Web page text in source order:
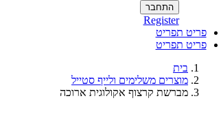
Register
פריט תפריט
פריט תפריט
בית
מוצרים משלימים ולייף סטייל
מברשת קרצוף אקולוגית ארוכה